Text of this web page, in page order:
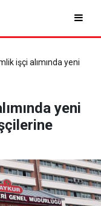
işçi alımında yeni
yeni